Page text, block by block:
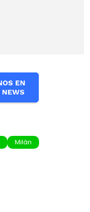
Milán